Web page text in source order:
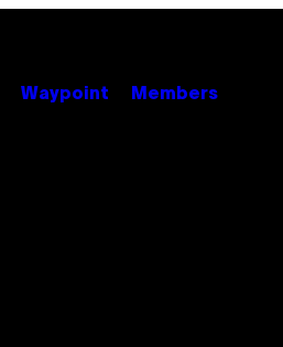
Waypoint Members